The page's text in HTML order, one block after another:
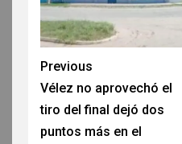
Previous
Vélez no aprovechó el
tiro del final dejó dos
puntos más en el